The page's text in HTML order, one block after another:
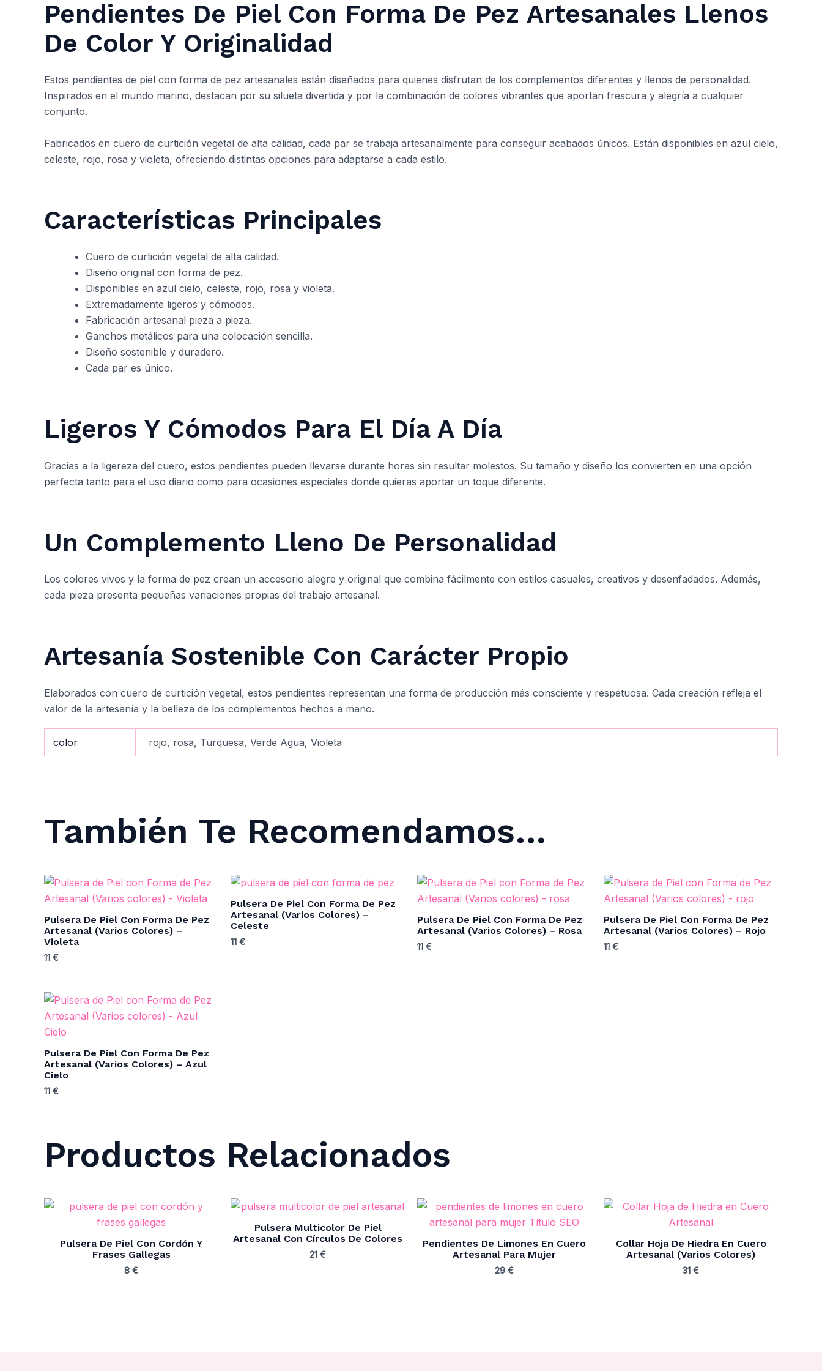
Pendientes De Piel Con Forma De Pez Artesanales Llenos
De Color Y Originalidad
Estos pendientes de piel con forma de pez artesanales están diseñados para quienes disfrutan de los complementos diferentes y llenos de personalidad.
Inspirados en el mundo marino, destacan por su silueta divertida y por la combinación de colores vibrantes que aportan frescura y alegría a cualquier
conjunto.
Fabricados en cuero de curtición vegetal de alta calidad, cada par se trabaja artesanalmente para conseguir acabados únicos. Están disponibles en azul cielo,
celeste, rojo, rosa y violeta, ofreciendo distintas opciones para adaptarse a cada estilo.
Características Principales
Cuero de curtición vegetal de alta calidad.
Diseño original con forma de pez.
Disponibles en azul cielo, celeste, rojo, rosa y violeta.
Extremadamente ligeros y cómodos.
Fabricación artesanal pieza a pieza.
Ganchos metálicos para una colocación sencilla.
Diseño sostenible y duradero.
Cada par es único.
Ligeros Y Cómodos Para El Día A Día
Gracias a la ligereza del cuero, estos pendientes pueden llevarse durante horas sin resultar molestos. Su tamaño y diseño los convierten en una opción
perfecta tanto para el uso diario como para ocasiones especiales donde quieras aportar un toque diferente.
Un Complemento Lleno De Personalidad
Los colores vivos y la forma de pez crean un accesorio alegre y original que combina fácilmente con estilos casuales, creativos y desenfadados. Además,
cada pieza presenta pequeñas variaciones propias del trabajo artesanal.
Artesanía Sostenible Con Carácter Propio
Elaborados con cuero de curtición vegetal, estos pendientes representan una forma de producción más consciente y respetuosa. Cada creación refleja el
valor de la artesanía y la belleza de los complementos hechos a mano.
color rojo, rosa, Turquesa, Verde Agua, Violeta
También Te Recomendamos…
Pulsera De Piel Con Forma De Pez
Artesanal (Varios Colores) –
Violeta
11 €
Pulsera De Piel Con Forma De Pez
Artesanal (Varios Colores) –
Celeste
11 €
Pulsera De Piel Con Forma De Pez
Artesanal (Varios Colores) – Rosa
11 €
Pulsera De Piel Con Forma De Pez
Artesanal (Varios Colores) – Rojo
11 €
Pulsera De Piel Con Forma De Pez
Artesanal (Varios Colores) – Azul
Cielo
11 €
Productos Relacionados
Pulsera De Piel Con Cordón Y
Frases Gallegas
8 €
Pulsera Multicolor De Piel
Artesanal Con Círculos De Colores
21 €
Pendientes De Limones En Cuero
Artesanal Para Mujer
29 €
Collar Hoja De Hiedra En Cuero
Artesanal (Varios Colores)
31 €